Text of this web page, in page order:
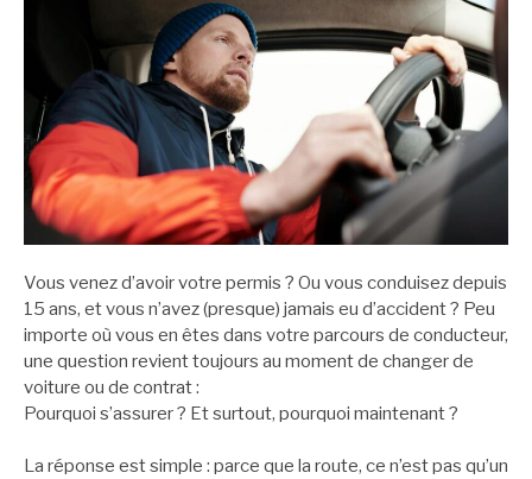
Vous venez d’avoir votre permis ? Ou vous conduisez depuis
15 ans, et vous n’avez (presque) jamais eu d’accident ? Peu
importe où vous en êtes dans votre parcours de conducteur,
une question revient toujours au moment de changer de
voiture ou de contrat :
Pourquoi s’assurer ? Et surtout, pourquoi maintenant ?
La réponse est simple : parce que la route, ce n’est pas qu’un